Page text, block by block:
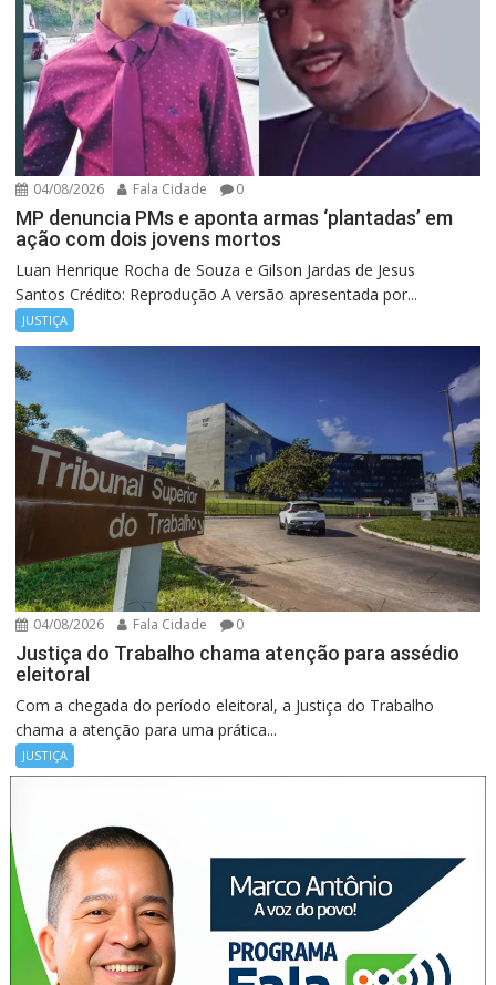
04/08/2026 Fala Cidade 0
MP denuncia PMs e aponta armas ‘plantadas’ em
ação com dois jovens mortos
Luan Henrique Rocha de Souza e Gilson Jardas de Jesus
Santos Crédito: Reprodução A versão apresentada por...
JUSTIÇA
04/08/2026 Fala Cidade 0
Justiça do Trabalho chama atenção para assédio
eleitoral
Com a chegada do período eleitoral, a Justiça do Trabalho
chama a atenção para uma prática...
JUSTIÇA